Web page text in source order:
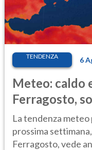
TENDENZA 6
Meteo: caldo
Ferragosto,
Ecco dove
La tendenza
prossima
Ferragosto, vede